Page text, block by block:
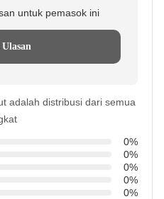
untuk pemasok ini
adalah distribusi dari semua
0%
0%
0%
0%
0%